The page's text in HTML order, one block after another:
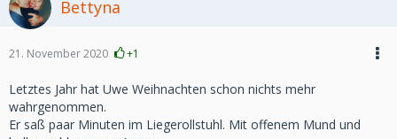
Bettyna
21. November 2020 +1
Letztes Jahr hat Uwe Weihnachten schon nichts mehr
wahrgenommen.
Er saß paar Minuten im Liegerollstuhl. Mit offenem Mund und